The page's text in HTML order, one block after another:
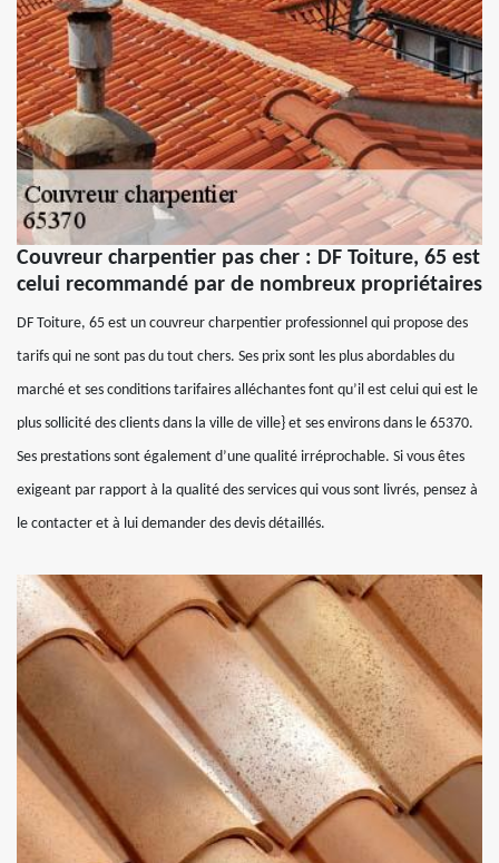
Couvreur charpentier pas cher : DF Toiture, 65 est
celui recommandé par de nombreux propriétaires
DF Toiture, 65 est un couvreur charpentier professionnel qui propose des
tarifs qui ne sont pas du tout chers. Ses prix sont les plus abordables du
marché et ses conditions tarifaires alléchantes font qu’il est celui qui est le
plus sollicité des clients dans la ville de ville} et ses environs dans le 65370.
Ses prestations sont également d’une qualité irréprochable. Si vous êtes
exigeant par rapport à la qualité des services qui vous sont livrés, pensez à
le contacter et à lui demander des devis détaillés.